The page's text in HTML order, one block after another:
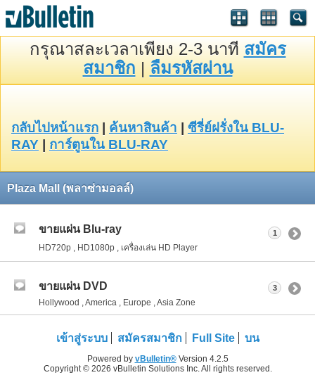
กรุณาสละเวลาเพียง 2-3 นาที สมัคร
สมาชิก | ลืมรหัสผ่าน
กลับไปหน้าแรก ค้นหาสินค้า
ซีรี่ย์ฝรั่งใน BLU-
RAY
การ์ตูนใน BLU-RAY
Plaza Mall (พลาซ่ามอลล์)
ขายแผ่น Blu-ray
HD720p , HD1080p , เครื่องเล่น HD Player
1
ขายแผ่น DVD
Hollywood , America , Europe , Asia Zone
3
เข้าสู่ระบบ สมัครสมาชิก Full Site บน
Powered by vBulletin®Version 4.2.5
Copyright © 2026 vBulletin Solutions Inc. All rights reserved.